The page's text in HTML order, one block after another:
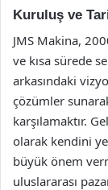
Kuruluş ve
JMS Makina,
ve kısa sürede
arkasındaki
çözümler
karşılamaktır.
olarak kendini
büyük önem
uluslararası